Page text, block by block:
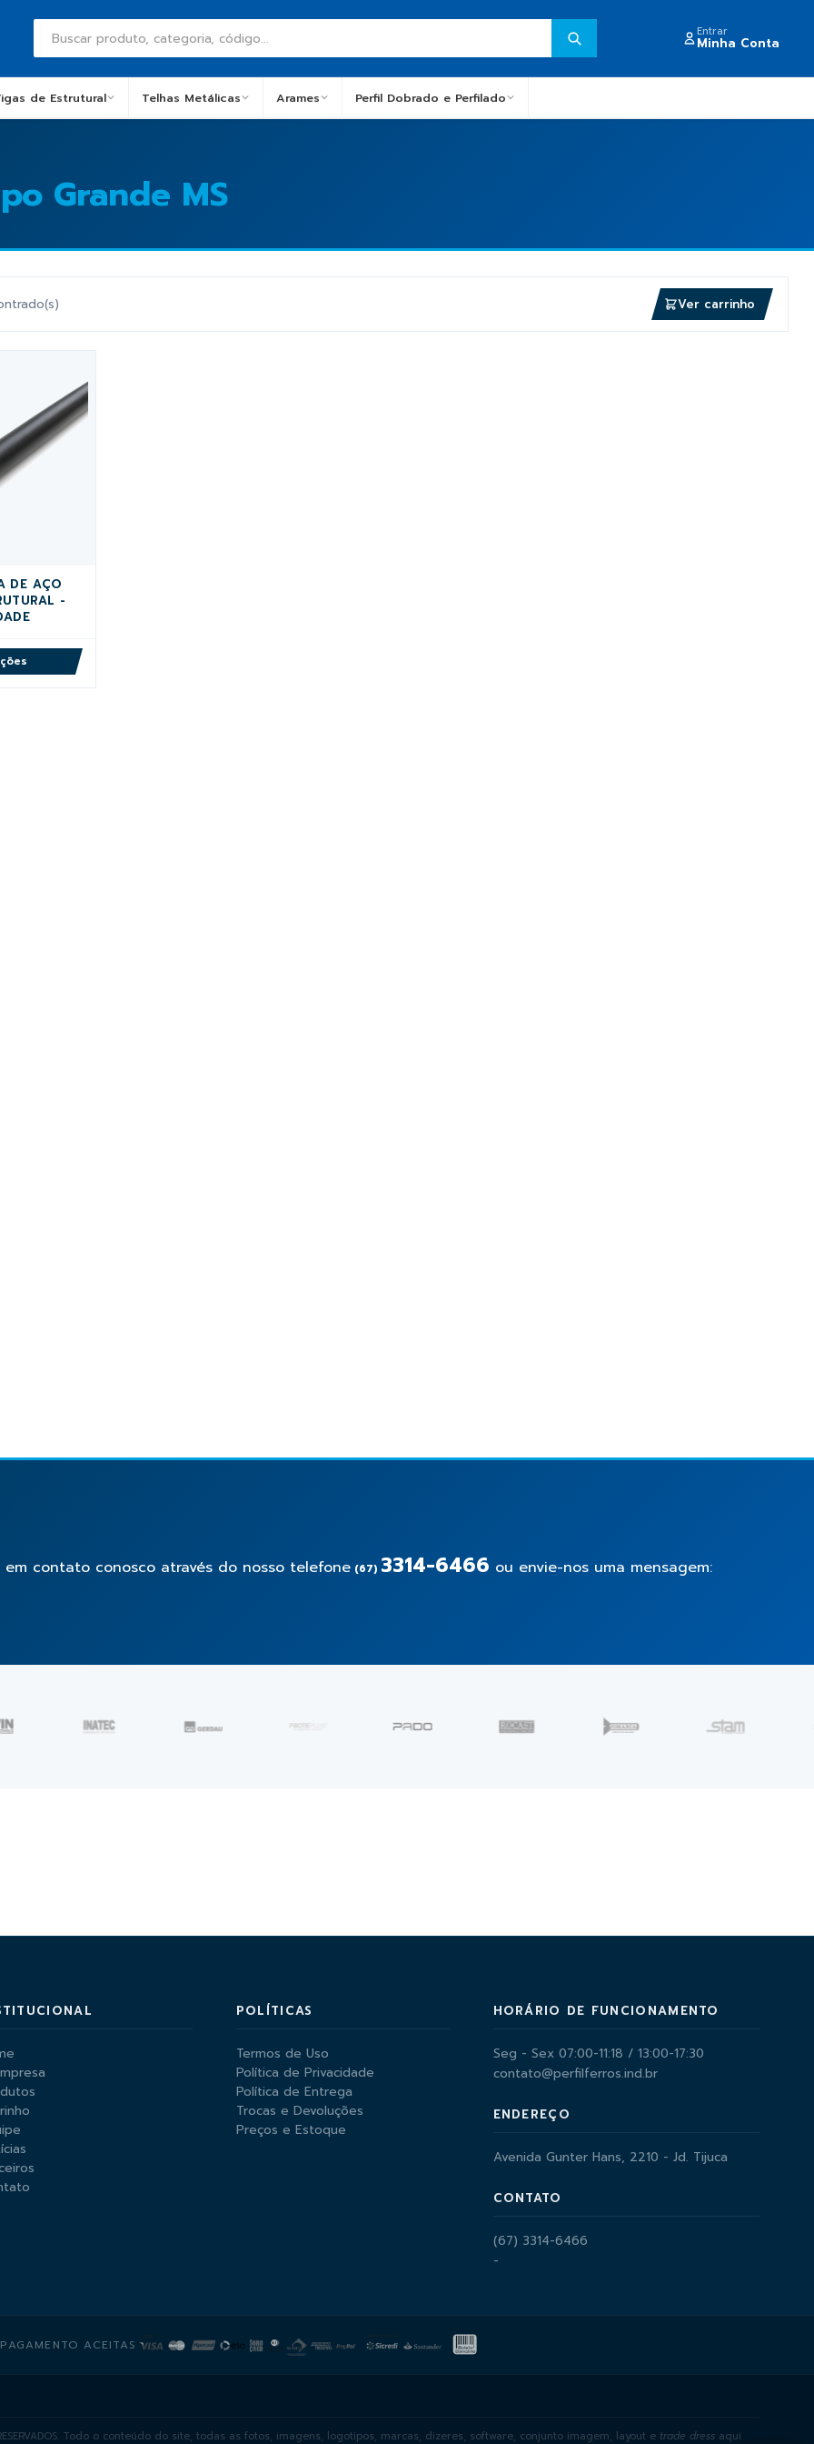
Entrar
Minha Conta
de Estrutural Telhas Metálicas Arames Perfil Dobrado e Perfilado
Grande MS
Ver carrinho
DE AÇO
-
contato conosco através do nosso telefone (67) 3314-6466 ou envie-nos uma mensagem:
POLÍTICAS
Termos de Uso
Política de Privacidade
Política de Entrega
Trocas e Devoluções
Preços e Estoque
HORÁRIO DE FUNCIONAMENTO
Seg - Sex 07:00-11:18 / 13:00-17:30
contato@perfilferros.ind.br
ENDEREÇO
Avenida Gunter Hans, 2210 - Jd. Tijuca
CONTATO
(67) 3314-6466
-
ACEITAS
RESERVADOS. Todo o conteúdo do site, todas as fotos, imagens, logotipos, marcas, dizeres, software, conjunto imagem, layout e trade dress aqui